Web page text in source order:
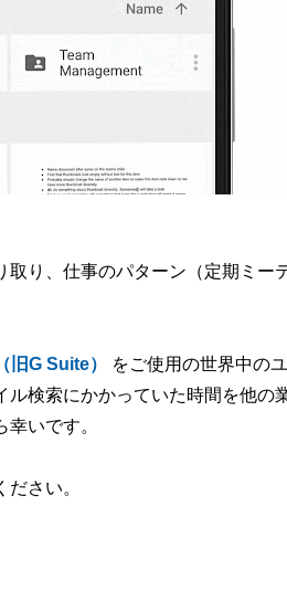
取り、仕事のパターン（定期ミー
G Suite）
をご使用の世界中の
検索にかかっていた時間を他の
いです。
ださい。